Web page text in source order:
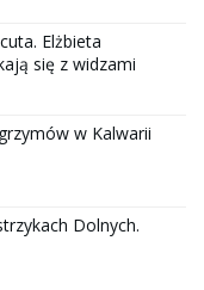
Elżbieta
się z widzami
w Kalwarii
Dolnych.